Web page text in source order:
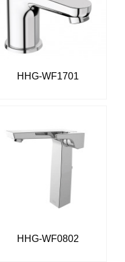
HHG-WF1701
HHG-WF0802